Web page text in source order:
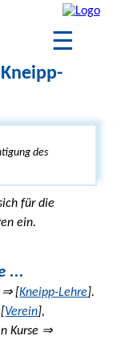
☰
des
für die
ein.
...
⇒ [Kneipp-Lehre].
Verein],
Kurse ⇒